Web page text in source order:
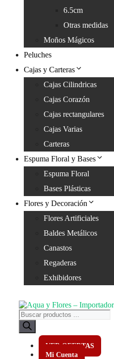
6.5cm
Otras medidas
Moños Mágicos
Peluches
Cajas y Carteras
Cajas Cilindricas
Cajas Corazón
Cajas rectangulares
Cajas Varias
Carteras
Espuma Floral y Bases
Espuma Floral
Bases Plásticas
Flores y Decoración
Flores Artificiales
Baldes Metálicos
Canastos
Regaderas
Exhibidores
Búsqueda
de
productos
VER OFERTAS
Mi Cuenta